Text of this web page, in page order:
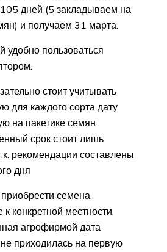
дней (5 закладываем на
и получаем 31 марта.
удобно пользоваться
стоит учитывать
для каждого сорта дату
на пакетике семян.
срок стоит лишь
рекомендации составлены
дня
семена,
конкретной местности,
агрофирмой дата
приходилась на первую